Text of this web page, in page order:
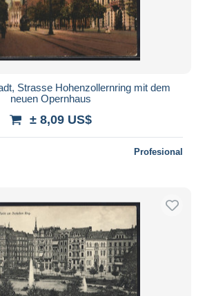
Strasse Hohenzollernring mit dem
neuen Opernhaus
± 8,09 US$
Profesional